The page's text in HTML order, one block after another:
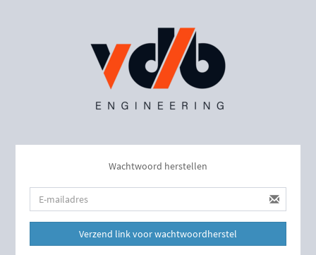
Wachtwoord herstellen
Verzend link voor wachtwoordherstel